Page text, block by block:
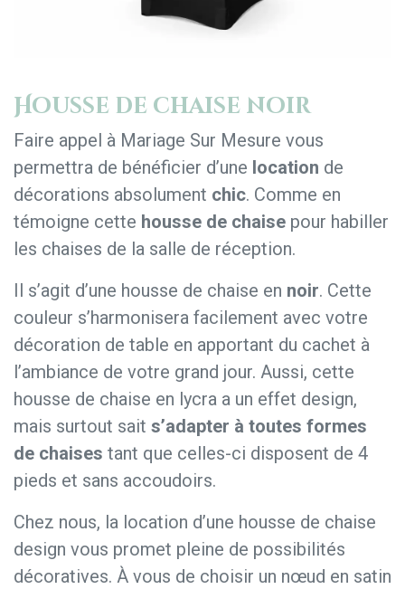
Housse de chaise noir
Faire appel à Mariage Sur Mesure vous
permettra de bénéficier d’une location de
décorations absolument chic. Comme en
témoigne cette housse de chaise pour habiller
les chaises de la salle de réception.
Il s’agit d’une housse de chaise en noir. Cette
couleur s’harmonisera facilement avec votre
décoration de table en apportant du cachet à
l’ambiance de votre grand jour. Aussi, cette
housse de chaise en lycra a un effet design,
mais surtout sait s’adapter à toutes formes
de chaises tant que celles-ci disposent de 4
pieds et sans accoudoirs.
Chez nous, la location d’une housse de chaise
design vous promet pleine de possibilités
décoratives. À vous de choisir un nœud en satin